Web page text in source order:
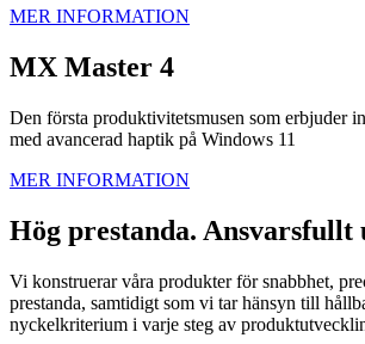
MER INFORMATION
MX Master 4
Den första produktivitetsmusen som erbjuder
med avancerad haptik på Windows 11
MER INFORMATION
Hög prestanda. Ansvarsfullt
Vi konstruerar våra produkter för snabbhet,
prestanda, samtidigt som vi tar hänsyn till
nyckelkriterium i varje steg av